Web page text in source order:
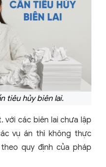
tiêu hủy biên lai.
với các biên lai chưa lập
vụ án thì không thực
quy định của pháp